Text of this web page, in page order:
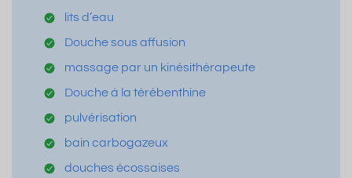
lits d’eau
Douche sous affusion
massage par un kinésithérapeute
Douche à la térébenthine
pulvérisation
bain carbogazeux
douches écossaises